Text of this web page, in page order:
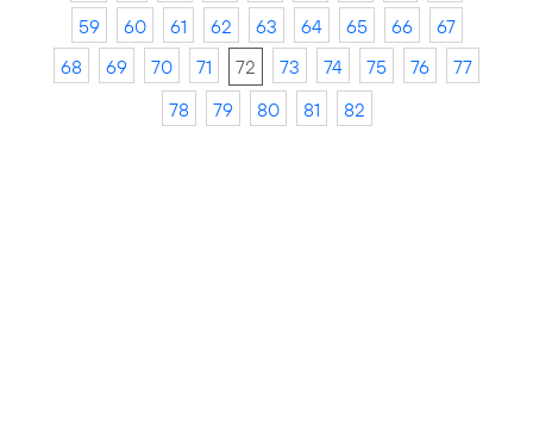
59
60 61 62 63 64 65 66
67
68
69 70 71 72 73 74 75 76
77
78
79 80 81 82